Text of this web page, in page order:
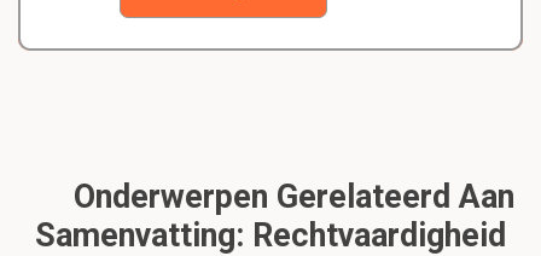
Onderwerpen Gerelateerd Aan
Samenvatting: Rechtvaardigheid